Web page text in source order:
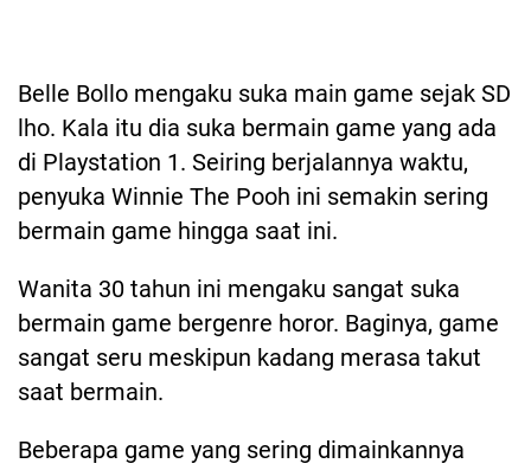
Belle Bollo mengaku suka main game sejak SD
lho. Kala itu dia suka bermain game yang ada
di Playstation 1. Seiring berjalannya waktu,
penyuka Winnie The Pooh ini semakin sering
bermain game hingga saat ini.
Wanita 30 tahun ini mengaku sangat suka
bermain game bergenre horor. Baginya, game
sangat seru meskipun kadang merasa takut
saat bermain.
Beberapa game yang sering dimainkannya